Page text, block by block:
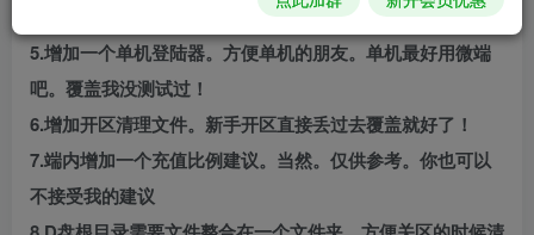
5.增加一个单机登陆器。方便单机的朋友。单机最好用微端
吧。覆盖我没测试过！
6.增加开区清理文件。新手开区直接丢过去覆盖就好了！
7.端内增加一个充值比例建议。当然。仅供参考。你也可以
不接受我的建议